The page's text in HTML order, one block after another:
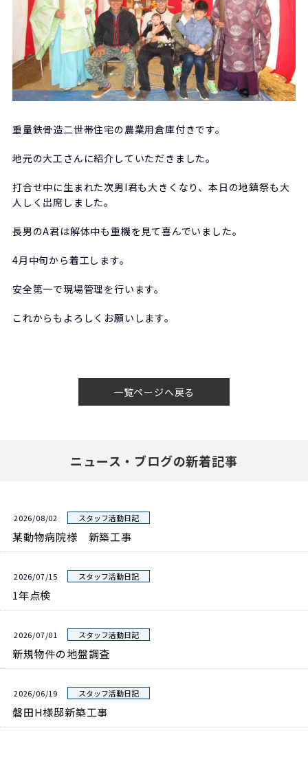
重量鉄骨造二世帯住宅の農業用倉庫付きです。
地元の大工さんに紹介していただきました。
打合せ中に生まれた次男I君も大きくなり、本日の地鎮祭も大
人しく出席しました。
長男のA君は解体中も重機を見て喜んでいました。
4月中旬から着工します。
安全第一で現場管理を行います。
これからもよろしくお願いします。
一覧ページへ戻る
ニュース・ブログの新着記事
2026/08/02 スタッフ活動日記
某動物病院様 新築工事
2026/07/15 スタッフ活動日記
1年点検
2026/07/01 スタッフ活動日記
新規物件の地盤調査
2026/06/19 スタッフ活動日記
磐田H様邸新築工事